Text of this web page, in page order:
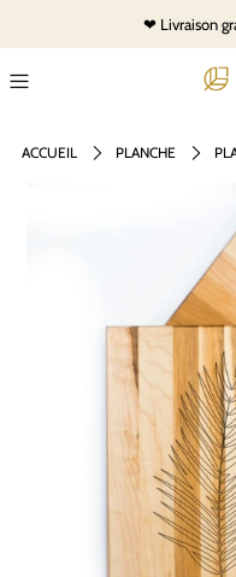
❤ Livraison
ACCUEIL PLANCHE